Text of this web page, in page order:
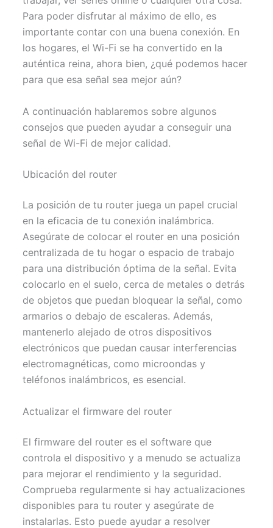
Para poder disfrutar al máximo de ello, es
importante contar con una buena conexión. En
los hogares, el Wi-Fi se ha convertido en la
auténtica reina, ahora bien, ¿qué podemos hacer
para que esa señal sea mejor aún?
A continuación hablaremos sobre algunos
consejos que pueden ayudar a conseguir una
señal de Wi-Fi de mejor calidad.
Ubicación del router
La posición de tu router juega un papel crucial
en la eficacia de tu conexión inalámbrica.
Asegúrate de colocar el router en una posición
centralizada de tu hogar o espacio de trabajo
para una distribución óptima de la señal. Evita
colocarlo en el suelo, cerca de metales o detrás
de objetos que puedan bloquear la señal, como
armarios o debajo de escaleras. Además,
mantenerlo alejado de otros dispositivos
electrónicos que puedan causar interferencias
electromagnéticas, como microondas y
teléfonos inalámbricos, es esencial.
Actualizar el firmware del router
El firmware del router es el software que
controla el dispositivo y a menudo se actualiza
para mejorar el rendimiento y la seguridad.
Comprueba regularmente si hay actualizaciones
disponibles para tu router y asegúrate de
instalarlas. Esto puede ayudar a resolver